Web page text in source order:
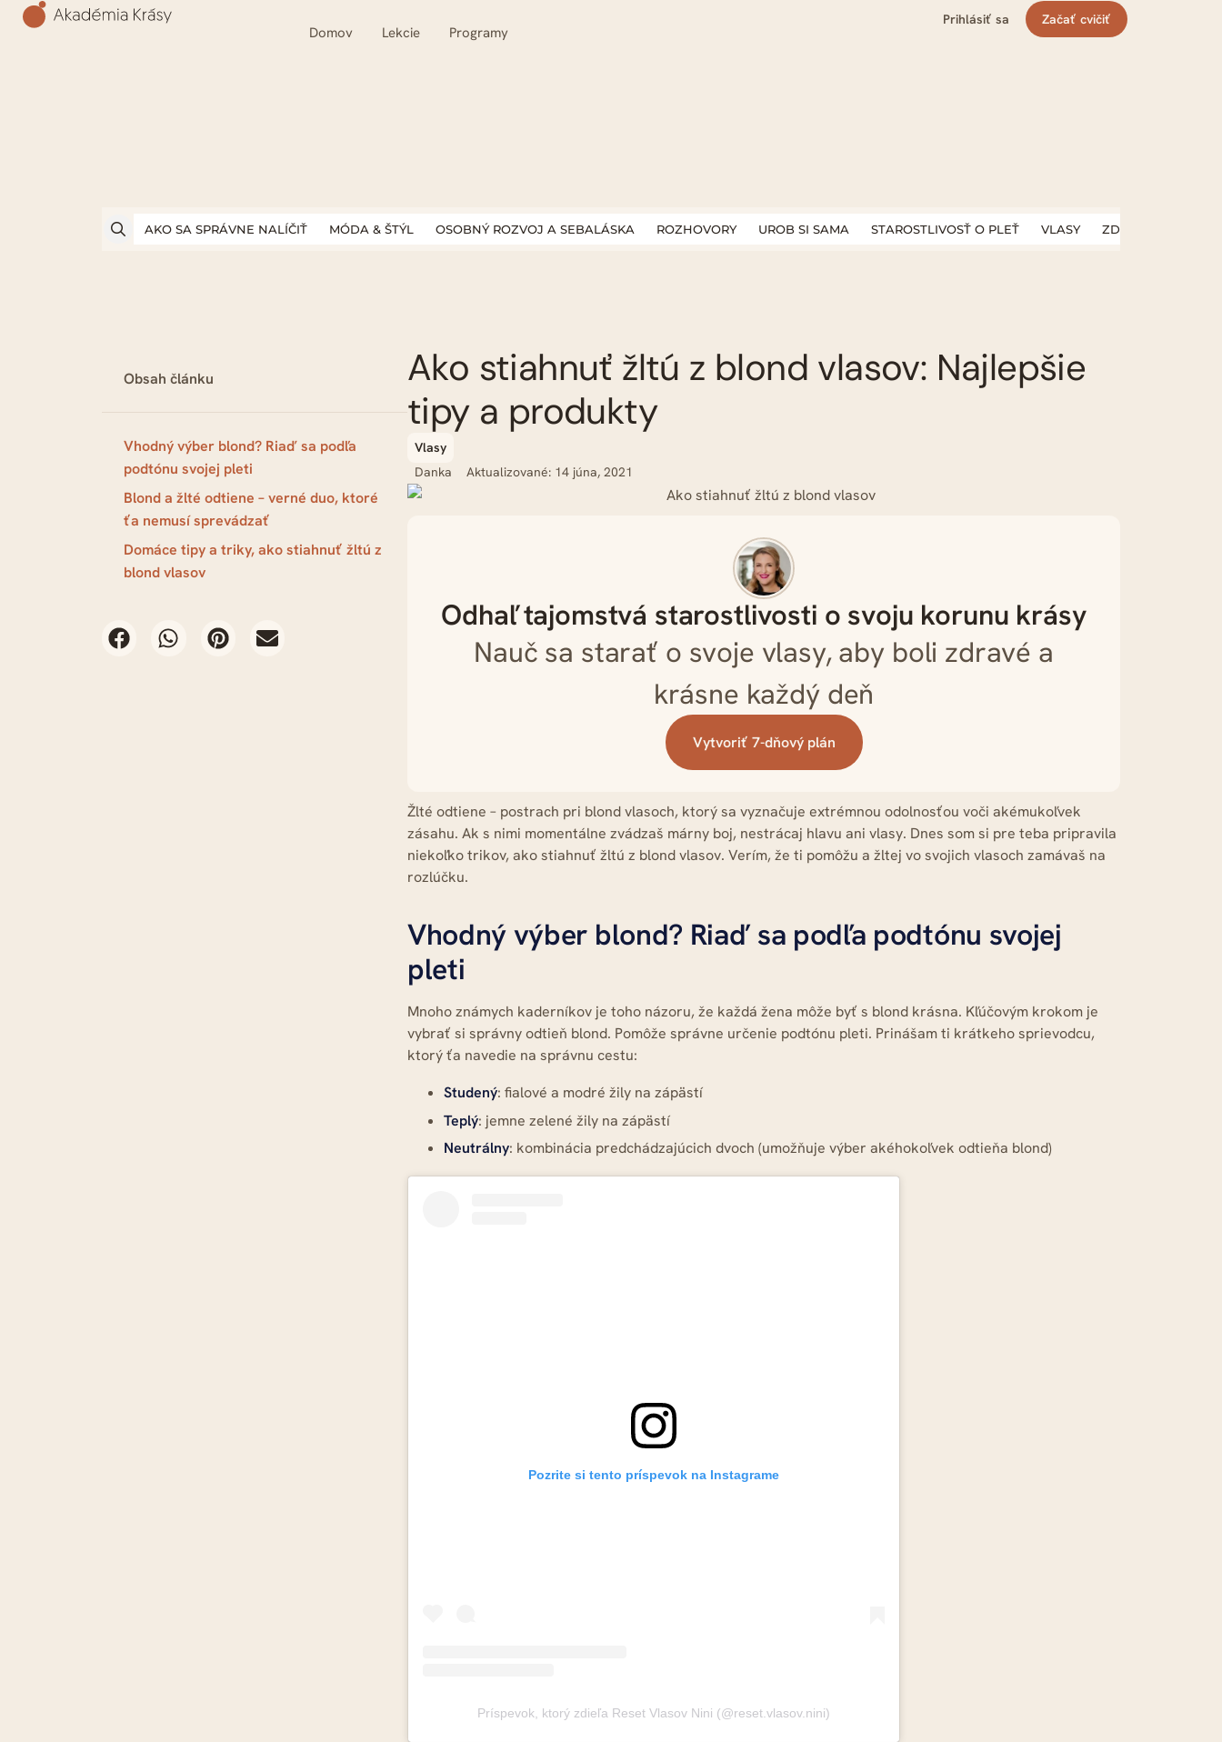
Domov Lekcie Programy
Prihlásiť sa Začať cvičiť
AKO SA SPRÁVNE NALÍČIŤ MÓDA & ŠTÝL OSOBNÝ ROZVOJ A SEBALÁSKA ROZHOVORY UROB SI SAMA STAROSTLIVOSŤ O PLEŤ VLASY ZDRAVÝ ŽIVOTNÝ
Obsah článku
Vhodný výber blond? Riaď sa podľa
podtónu svojej pleti
Blond a žlté odtiene – verné duo, ktoré
ťa nemusí sprevádzať
Domáce tipy a triky, ako stiahnuť žltú z
blond vlasov
Ako stiahnuť žltú z blond vlasov: Najlepšie
tipy a produkty
Vlasy
Danka
Aktualizované: 14 júna, 2021
Odhaľ tajomstvá starostlivosti o svoju korunu krásy
Nauč sa starať o svoje vlasy, aby boli zdravé a
krásne každý deň
Vytvoriť 7-dňový plán
Žlté odtiene – postrach pri blond vlasoch, ktorý sa vyznačuje extrémnou odolnosťou voči akémukoľvek
zásahu. Ak s nimi momentálne zvádzaš márny boj, nestrácaj hlavu ani vlasy. Dnes som si pre teba pripravila
niekoľko trikov, ako stiahnuť žltú z blond vlasov. Verím, že ti pomôžu a žltej vo svojich vlasoch zamávaš na
rozlúčku.
Vhodný výber blond? Riaď sa podľa podtónu svojej
pleti
Mnoho známych kaderníkov je toho názoru, že každá žena môže byť s blond krásna. Kľúčovým krokom je
vybrať si správny odtieň blond. Pomôže správne určenie podtónu pleti. Prinášam ti krátkeho sprievodcu,
ktorý ťa navedie na správnu cestu:
Studený: fialové a modré žily na zápästí
Teplý: jemne zelené žily na zápästí
Neutrálny: kombinácia predchádzajúcich dvoch (umožňuje výber akéhokoľvek odtieňa blond)
Pozrite si tento príspevok na Instagrame
Príspevok, ktorý zdieľa Reset Vlasov Nini (@reset.vlasov.nini)